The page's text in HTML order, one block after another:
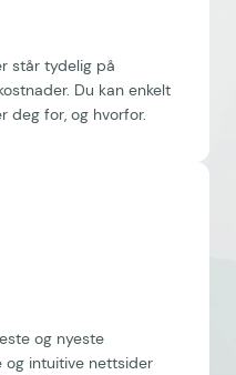
står tydelig på
Du kan enkelt
deg for, og hvorfor.
og nyeste
og intuitive nettsider